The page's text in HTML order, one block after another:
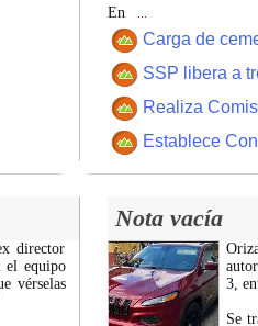
En
Carga de
SSP libera a
Realiza
Establece
Nota vacía
director
el equipo
vérselas
3,
Se